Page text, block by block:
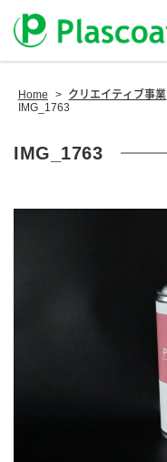
Home > クリエイティブ事業
IMG_1763
IMG_1763